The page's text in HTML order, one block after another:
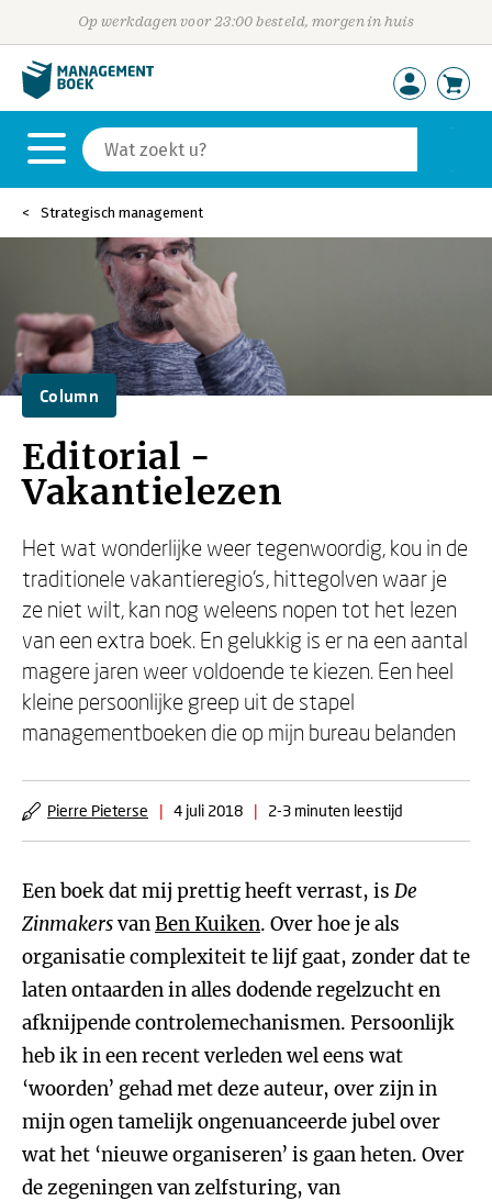
Op werkdagen voor 23:00 besteld, morgen in huis
Strategisch management
Column
Editorial -
Vakantielezen
Het wat wonderlijke weer tegenwoordig, kou in de
traditionele vakantieregio’s, hittegolven waar je
ze niet wilt, kan nog weleens nopen tot het lezen
van een extra boek. En gelukkig is er na een aantal
magere jaren weer voldoende te kiezen. Een heel
kleine persoonlijke greep uit de stapel
managementboeken die op mijn bureau belanden
Pierre Pieterse | 4 juli 2018 | 2-3 minuten leestijd
Een boek dat mij prettig heeft verrast, is De
ZinmakersvanBen Kuiken. Over hoe je als
organisatie complexiteit te lijf gaat, zonder dat te
laten ontaarden in alles dodende regelzucht en
afknijpende controlemechanismen. Persoonlijk
heb ik in een recent verleden wel eens wat
‘woorden’ gehad met deze auteur, over zijn in
mijn ogen tamelijk ongenuanceerde jubel over
wat het ‘nieuwe organiseren’ is gaan heten. Over
de zegeningen van zelfsturing, van